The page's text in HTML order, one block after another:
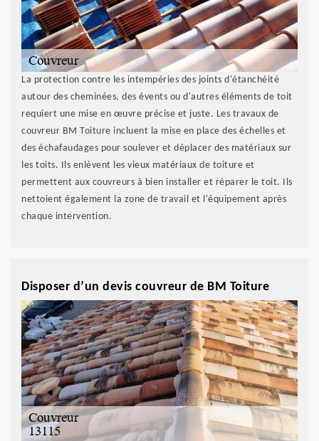
La protection contre les intempéries des joints d'étanchéité
autour des cheminées, des évents ou d'autres éléments de toit
requiert une mise en œuvre précise et juste. Les travaux de
couvreur BM Toiture incluent la mise en place des échelles et
des échafaudages pour soulever et déplacer des matériaux sur
les toits. Ils enlèvent les vieux matériaux de toiture et
permettent aux couvreurs à bien installer et réparer le toit. Ils
nettoient également la zone de travail et l'équipement après
chaque intervention.
Disposer d’un devis couvreur de BM Toiture